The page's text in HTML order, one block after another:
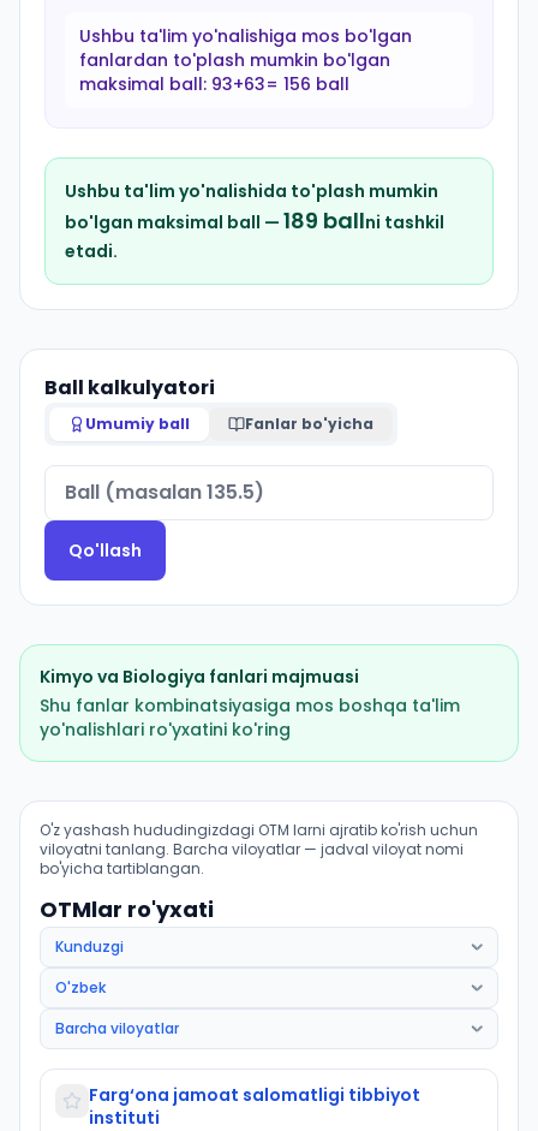
Ushbu ta'lim yo'nalishiga mos bo'lgan
fanlardan to'plash mumkin bo'lgan
maksimal ball: 93+63= 156 ball
Ushbu ta'lim yo'nalishida to'plash mumkin
bo'lgan maksimal ball — 189 ballni tashkil
etadi.
Ball kalkulyatori
Umumiy ball Fanlar bo'yicha
Qo'llash
Kimyo va Biologiya fanlari majmuasi
Shu fanlar kombinatsiyasiga mos boshqa ta'lim
yo'nalishlari ro'yxatini ko'ring
Tibbiy profilaktika ishi (Yozyovon tumani): OTM lar
O'z yashash hududingizdagi OTM larni ajratib ko'rish uchun
viloyatni tanlang. Barcha viloyatlar — jadval viloyat nomi
bo'yicha tartiblangan.
OTMlar ro'yxati
Farg‘ona jamoat salomatligi tibbiyot
instituti